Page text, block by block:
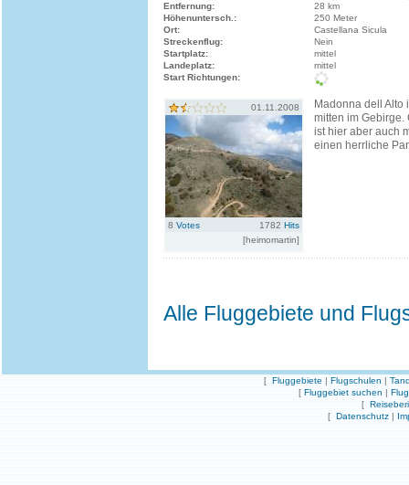
Entfernung:
28 km
Höhenuntersch.:
250 Meter
Ort:
Castellana Sicula
Streckenflug:
Nein
Startplatz:
mittel
Landeplatz:
mittel
Start Richtungen:
01.11.2008
8 Votes 1782 Hits
[heimomartin]
Madonna dell Alto
mitten im Gebirge.
ist hier aber auch
einen herrliche
Alle Fluggebiete und
[ Fluggebiete | Flugschulen |
[ Fluggebiet suchen |
[
[ Datenschutz |